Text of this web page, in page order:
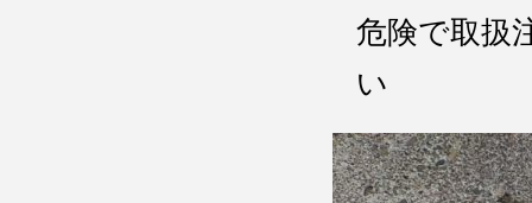
危険で取扱
い